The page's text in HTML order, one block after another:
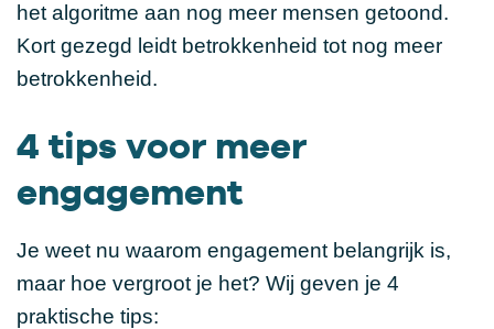
het algoritme aan nog meer mensen getoond.
Kort gezegd leidt betrokkenheid tot nog meer
betrokkenheid.
4 tips voor meer
engagement
Je weet nu waarom engagement belangrijk is,
maar hoe vergroot je het? Wij geven je 4
praktische tips: